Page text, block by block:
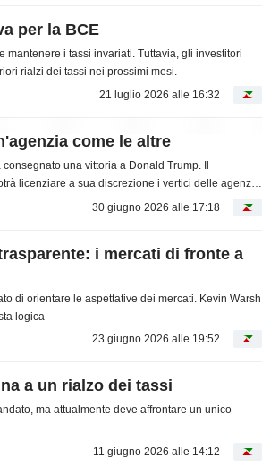
per la BCE
mantenere i tassi invariati. Tuttavia, gli investitori
rialzi dei tassi nei prossimi mesi.
21 luglio 2026 alle 16:32
come le altre
una vittoria a Donald Trump. Il
licenziare a sua discrezione i vertici delle agenzie
degna di nota: la...30 giugno 2026 alle 17:18
i mercati di fronte a
di orientare le aspettative dei mercati. Kevin Warsh
logica
23 giugno 2026 alle 19:52
a un rialzo dei tassi
ma attualmente deve affrontare un unico
11 giugno 2026 alle 14:12